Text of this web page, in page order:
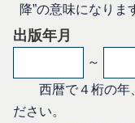
降”の意味になりま
出版年月
～
西暦で４桁の年、
ださい。